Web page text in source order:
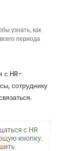
узнать, как
периода
с HR-
сотруднику